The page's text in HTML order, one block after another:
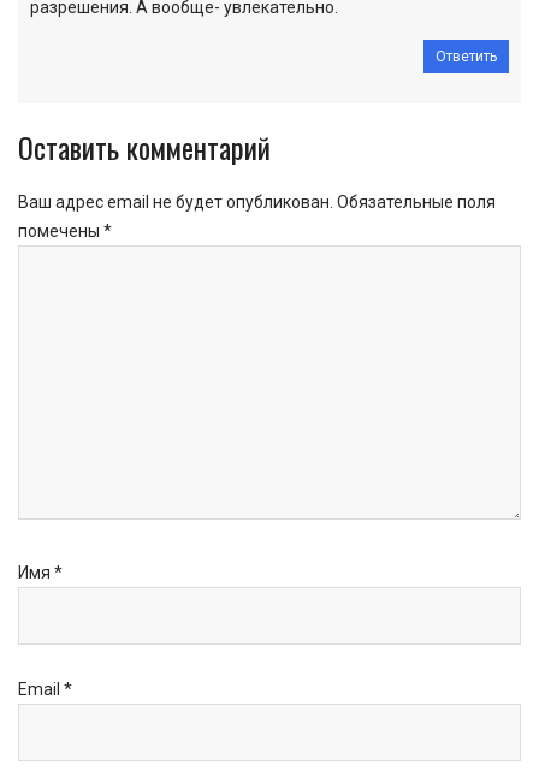
разрешения. А вообще- увлекательно.
Ответить
Оставить комментарий
Ваш адрес email не будет опубликован. Обязательные поля
помечены *
Имя *
Email *